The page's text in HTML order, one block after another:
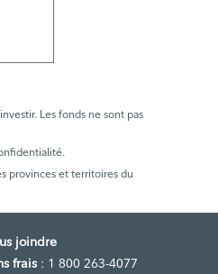
Les fonds ne sont pas
provinces et territoires du
joindre
frais: 1 800 263-4077